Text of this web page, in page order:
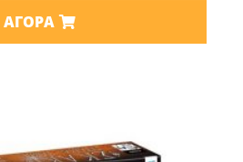
ΑΓΟΡΆ